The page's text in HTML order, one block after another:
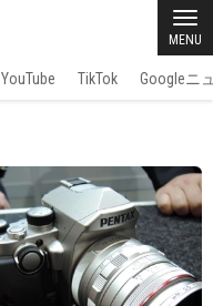
MENU
YouTube TikTok Googleニ